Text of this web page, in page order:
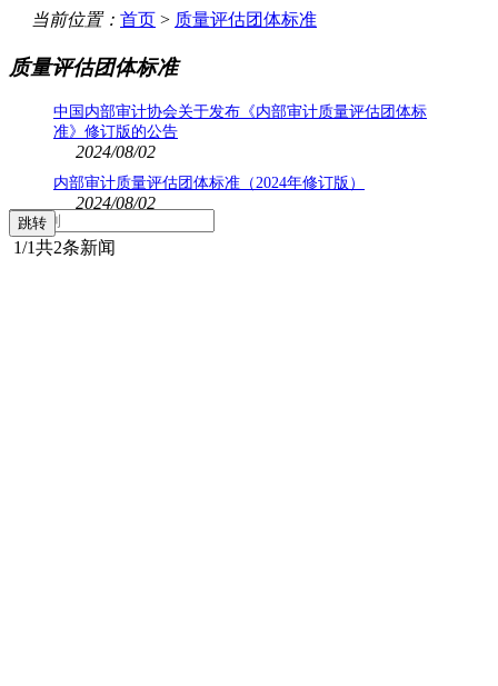
当前位置： 首页 > 质量评估团体标准
质量评估团体标准
中国内部审计协会关于发布《内部审计质量评估团体标
准》修订版的公告
2024/08/02
内部审计质量评估团体标准（2024年修订版）
2024/08/02
1/1共2条新闻